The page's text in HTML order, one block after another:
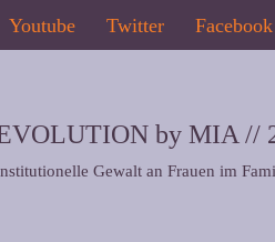
Youtube Twitter Facebook
by MIA //
Gewalt an Frauen im